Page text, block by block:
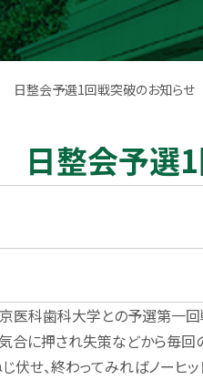
日整会予選1回戦突破のお知らせ
整会予選1
医科歯科大学との予選第一
合に押され失策などから毎
伏せ、終わってみればノーヒ